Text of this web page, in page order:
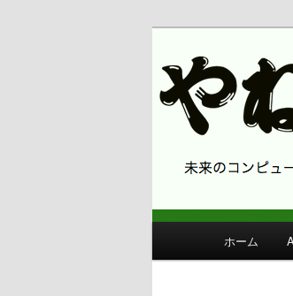
やね
メ
サ
ホーム